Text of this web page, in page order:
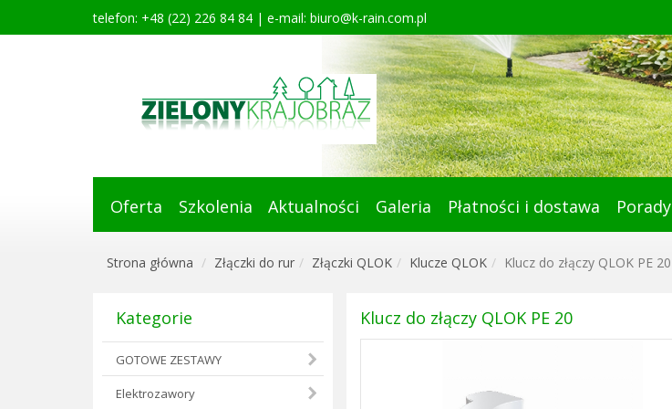
telefon: +48 (22) 226 84 84 | e-mail: biuro@k-rain.com.pl
Oferta Szkolenia Aktualności Galeria Płatności i dostawa Porady
Strona główna Złączki do rur Złączki QLOK Klucze QLOK Klucz do złączy QLOK PE 20
Kategorie
GOTOWE ZESTAWY
Elektrozawory
Klucz do złączy QLOK PE 20